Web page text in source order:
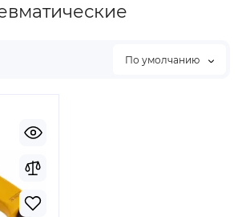
По умолчанию